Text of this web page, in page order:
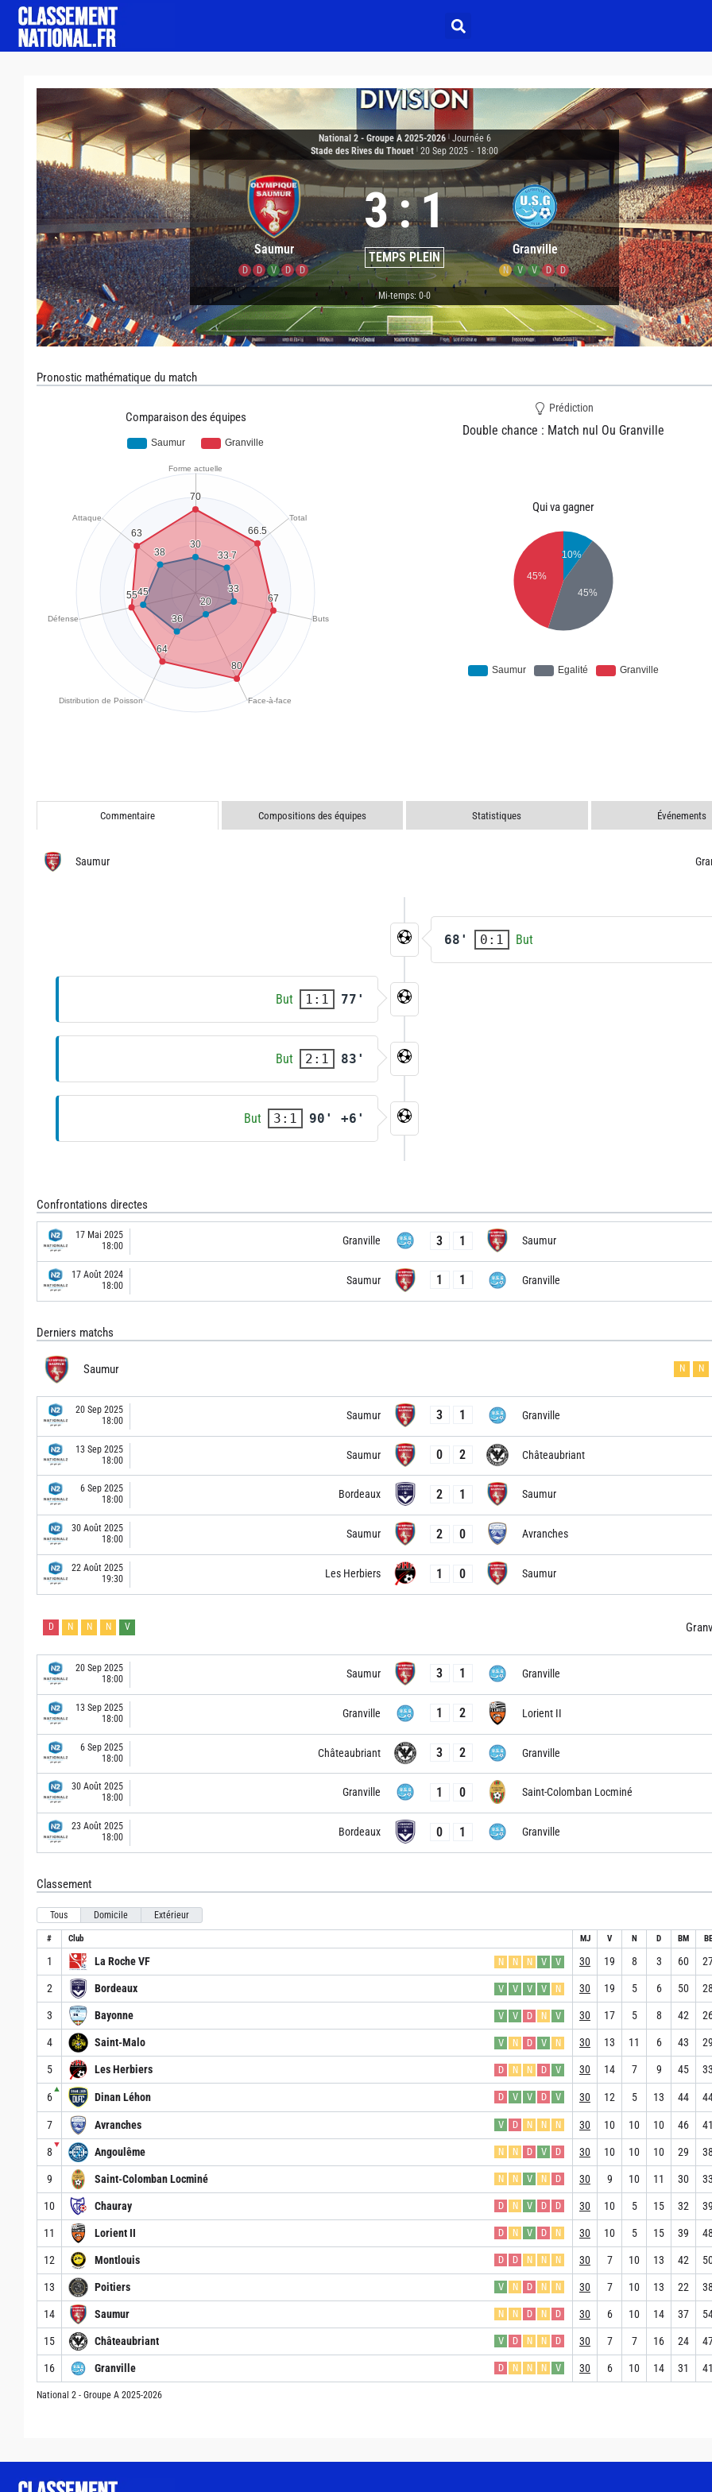
National 2 - Groupe A 2025-2026
Journée 6
Stade des Rives du Thouet 20 Sep 2025 - 18:00
Saumur
D D V D D
3:1
TEMPS PLEIN Granville
N V V D D
Mi-temps: 0-0
Pronostic mathématique du match
Comparaison des équipes
Prédiction
Double chance : Match nul Ou Granville
Qui va gagner
Commentaire Compositions des équipes Statistiques Événements
Saumur
68' 0:1 But
But 1:1 77'
But 2:1 83'
But 3:1 90' +6'
Confrontations directes
17 Mai 2025
18:00
Granville 3 1 Saumur
17 Août 2024
18:00
Saumur 1 1 Granville
Derniers matchs
Saumur N N
20 Sep 2025
18:00
Saumur 3 1 Granville
13 Sep 2025
18:00
Saumur 0 2 Châteaubriant
6 Sep 2025
18:00
Bordeaux 2 1 Saumur
30 Août 2025
18:00
Saumur 2 0 Avranches
22 Août 2025
19:30
Les Herbiers 1 0 Saumur
D N N N V
20 Sep 2025
18:00
Saumur 3 1 Granville
13 Sep 2025
18:00
Granville 1 2 Lorient II
6 Sep 2025
18:00
Châteaubriant 3 2 Granville
30 Août 2025
18:00
Granville 1 0 Saint-Colomban Locminé
23 Août 2025
18:00
Bordeaux 0 1 Granville
Classement
Tous Domicile Extérieur
# Club MJ V N D BM BE
1 La Roche VF N N N V V 30 19 8 3 60
2 Bordeaux V V V V N 30 19 5 6 50
3 Bayonne V V D N V 30 17 5 8 42
4 Saint-Malo V N D V N 30 13 11 6 43
5 Les Herbiers D N N D V 30 14 7 9 45
6
▲
Dinan Léhon D V V D V 30 12 5 13 44
7 Avranches V D N N N 30 10 10 10 46
8
▼
Angoulême N N D V D 30 10 10 10 29
9 Saint-Colomban Locminé N N V N D 30 9 10 11 30
10 Chauray D N V D D 30 10 5 15 32
11 Lorient II D N V D N 30 10 5 15 39
12 Montlouis D D N N N 30 7 10 13 42
13 Poitiers V N D N N 30 7 10 13 22
14 Saumur N N D N D 30 6 10 14 37
15 Châteaubriant V D N N D 30 7 7 16 24
16 Granville D N N N V 30 6 10 14 31
National 2 - Groupe A 2025-2026